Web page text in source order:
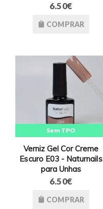
6.50€
COMPRAR
Sem TPO
Verniz Gel Cor Creme
Escuro E03 - Naturnails
para Unhas
6.50€
COMPRAR